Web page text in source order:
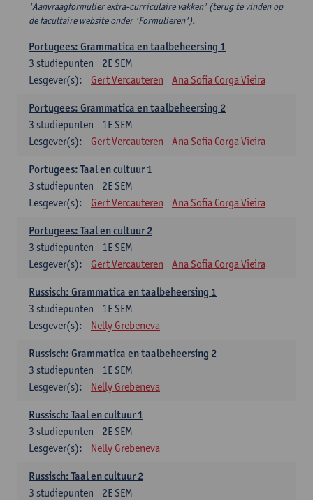
'Aanvraagformulier extra-curriculaire vakken' (terug te vinden op
de facultaire website onder 'Formulieren').
Portugees: Grammatica en taalbeheersing 1
2E SEM
3 studiepunten
Lesgever(s):
Gert Vercauteren Ana Sofia Corga Vieira
Portugees: Grammatica en taalbeheersing 2
1E SEM
3 studiepunten
Lesgever(s):
Gert Vercauteren Ana Sofia Corga Vieira
Portugees: Taal en cultuur 1
2E SEM
3 studiepunten
Lesgever(s):
Gert Vercauteren Ana Sofia Corga Vieira
Portugees: Taal en cultuur 2
1E SEM
3 studiepunten
Lesgever(s):
Gert Vercauteren Ana Sofia Corga Vieira
Russisch: Grammatica en taalbeheersing 1
1E SEM
3 studiepunten
Lesgever(s):
Nelly Grebeneva
Russisch: Grammatica en taalbeheersing 2
1E SEM
3 studiepunten
Lesgever(s):
Nelly Grebeneva
Russisch: Taal en cultuur 1
2E SEM
3 studiepunten
Lesgever(s):
Nelly Grebeneva
Russisch: Taal en cultuur 2
2E SEM
3 studiepunten